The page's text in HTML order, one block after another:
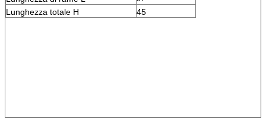
Lunghezza totale H 45